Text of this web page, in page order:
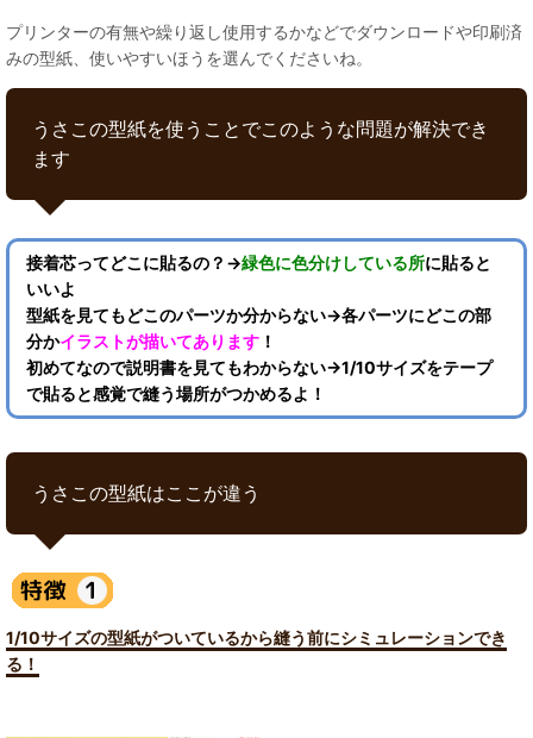
プリンターの有無や繰り返し使用するかなどでダウンロードや印刷済
みの型紙、使いやすいほうを選んでくださいね。
うさこの型紙を使うことでこのような問題が解決でき
ます
接着芯ってどこに貼るの？→緑色に色分けしている所に貼ると
いいよ
型紙を見てもどこのパーツか分からない→各パーツにどこの部
分かイラストが描いてあります ！
初めてなので説明書を見てもわからない→1/10サイズをテープ
で貼ると感覚で縫う場所がつかめるよ！
うさこの型紙はここが違う
1/10サイズの型紙がついているから縫う前にシミュレーションでき
る！